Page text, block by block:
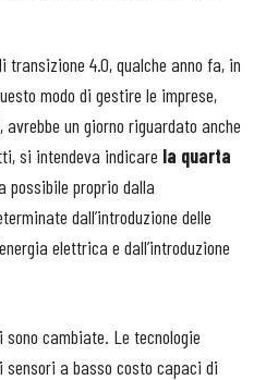
transizione 4.0, qualche anno fa, in
modo di gestire le imprese,
un giorno riguardato anche
si intendeva indicare la quarta
possibile proprio dalla
dall’introduzione delle
elettrica e dall’introduzione
cambiate. Le tecnologie
sensori a basso costo capaci di